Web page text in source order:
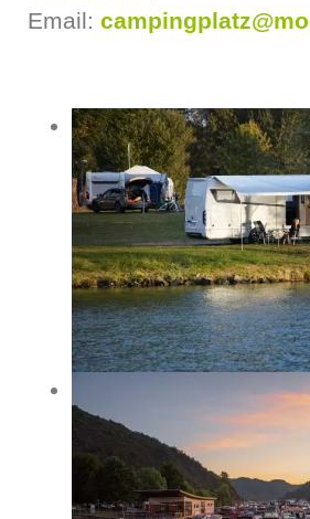
Email: